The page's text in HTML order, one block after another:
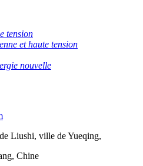
tension
et haute tension
nouvelle
Liushi, ville de Yueqing,
Chine